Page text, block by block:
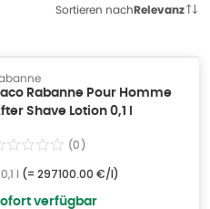
Sortieren nachRelevanz
Rabanne Pour Homme
Shave Lotion 0,1 l
(0)
0,1 l (= 297100.00 €/l)
verfügbar